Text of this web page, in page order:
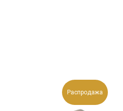
Распродажа